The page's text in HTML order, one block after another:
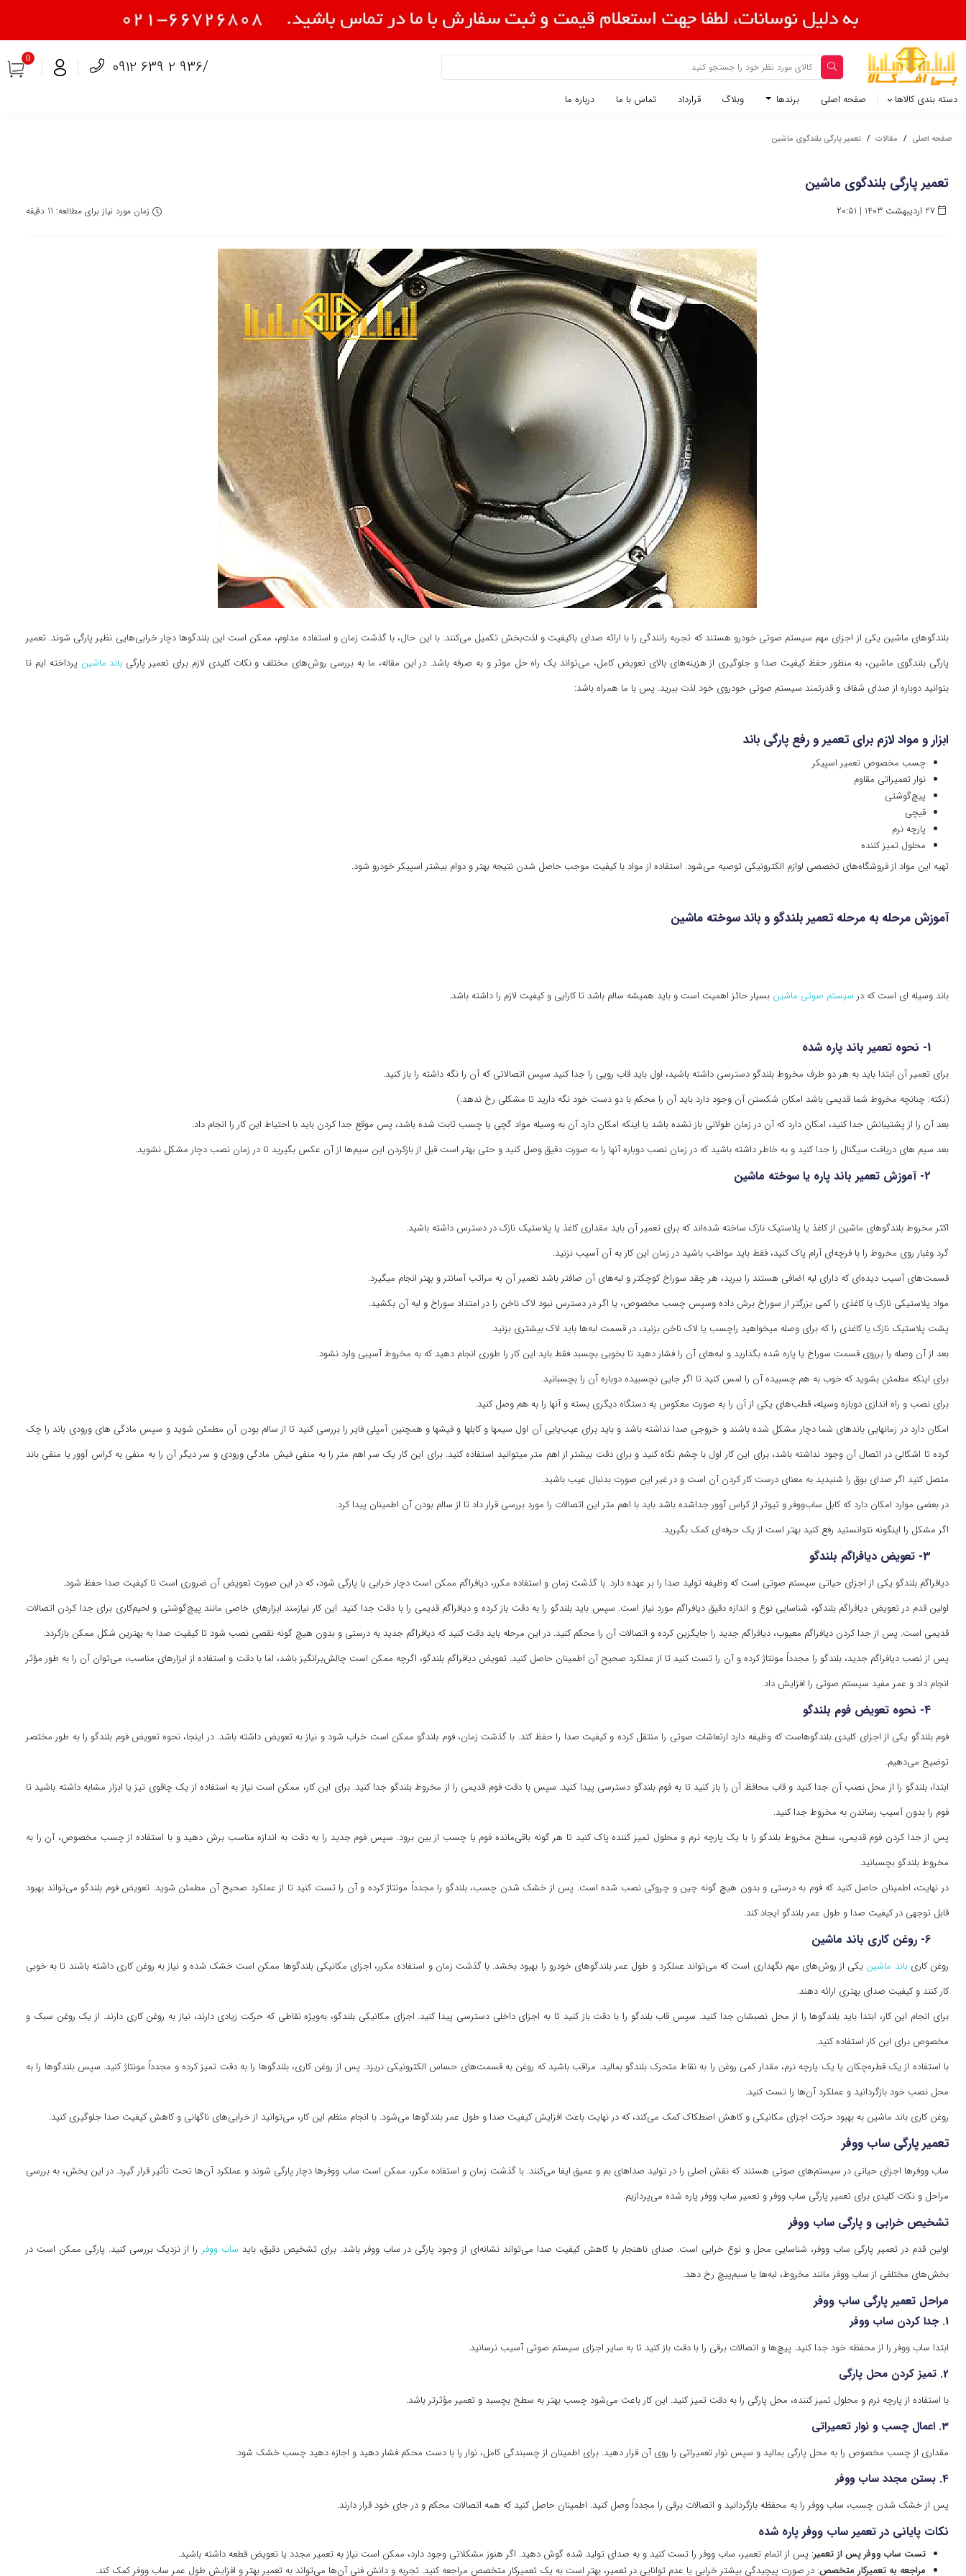
0912 639 2 936/
0
دسته بندی کالاها صفحه اصلی برندها وبلاگ قرارداد تماس با ما درباره ما
صفحه اصلی / مقالات / تعمیر پارگی بلندگوی ماشین
تعمیر پارگی بلندگوی ماشین
زمان مورد نیاز برای مطالعه: 11 دقیقه
بلندگوهای ماشین یکی از اجزای مهم سیستم صوتی خودرو هستند که تجربه رانندگی را با ارائه صدای باکیفیت و لذت‌بخش تکمیل می‌کنند. با این حال، با گذشت زمان و استفاده مداوم، ممکن است این بلندگوها دچار خرابی‌هایی نظیر پارگی شوند. تعمیر
پارگی بلندگوی ماشین، به منظور حفظ کیفیت صدا و جلوگیری از هزینه‌های بالای تعویض کامل، می‌تواند یک راه حل موثر و به صرفه باشد. در این مقاله، ما به بررسی روش‌های مختلف و نکات کلیدی لازم برای تعمیر پارگی باند ماشین پرداخته ایم تا
بتوانید دوباره از صدای شفاف و قدرتمند سیستم صوتی خودروی خود لذت ببرید. پس با ما همراه باشد:
ابزار و مواد لازم برای تعمیر و رفع پارگی باند
چسب مخصوص تعمیر اسپیکر
نوار تعمیراتی مقاوم
پیچ‌گوشتی
قیچی
پارچه نرم
محلول تمیز کننده
تهیه این مواد از فروشگاه‌های تخصصی لوازم الکترونیکی توصیه می‌شود. استفاده از مواد با کیفیت موجب حاصل شدن نتیجه بهتر و دوام بیشتر اسپیکر خودرو شود.
آموزش مرحله به مرحله تعمیر بلندگو و باند سوخته ماشین
باند وسیله ای است که در سیستم صوتی ماشین بسیار حائز اهمیت است و باید همیشه سالم باشد تا کارایی و کیفیت لازم را داشته باشد.
برای تعمیر آن ابتدا باید به هر دو طرف مخروط بلندگو دسترسی داشته باشید، اول باید قاب رویی را جدا کنید سپس اتصالاتی که آن را نگه داشته را باز کنید.
(نکته: چنانچه مخروط شما قدیمی باشد امکان شکستن آن وجود دارد باید آن را محکم با دو دست خود نگه دارید تا مشکلی رخ ندهد.)
بعد آن را از پشتیبانش جدا کنید، امکان دارد که آن در زمان طولانی باز نشده باشد یا اینکه امکان دارد آن به وسیله مواد گچی یا چسب ثابت شده باشد، پس موقع جدا کردن باید با احتیاط این کار را انجام داد.
بعد سیم های دریافت سیگنال را جدا کنید و به خاطر داشته باشید که در زمان نصب دوباره آنها را به صورت دقیق وصل کنید و حتی بهتر است قبل از بازکردن این سیم‌ها از آن عکس بگیرید تا در زمان نصب دچار مشکل نشوید.
اکثر مخروط بلندگوهای ماشین از کاغذ یا پلاستیک نازک ساخته شده‌اند که برای تعمیر آن باید مقداری کاغذ یا پلاستیک نازک در دسترس داشته باشید.
گرد وغبار روی مخروط را با فرچه‌ای آرام پاک کنید، فقط باید مواظب باشید در زمان این کار به آن آسیب نزنید.
قسمت‌های آسیب دیده‌ای که دارای لبه اضافی هستند را ببرید، هر چقد سوراخ کوچکتر و لبه‌های آن صافتر باشد تعمیر آن به مراتب آسانتر و بهتر انجام میگیرد.
مواد پلاستیکی نازک یا کاغذی را کمی بزرگتر از سوراخ برش داده وسپس چسب مخصوص، یا اگر در دسترس نبود لاک ناخن را در امتداد سوراخ و لبه آن بکشید.
پشت پلاستیک نازک یا کاغذی را که برای وصله میخواهید راچسب یا لاک ناخن بزنید، در قسمت لبه‌ها باید لاک بیشتری بزنید.
بعد از آن وصله را برروی قسمت سوراخ یا پاره شده بگذارید و لبه‌های آن را فشار دهید تا بخوبی بچسبد فقط باید این کار را طوری انجام دهید که به مخروط آسیبی وارد نشود.
برای اینکه مطمئن بشوید که خوب به هم چسبیده آن را لمس کنید تا اگر جایی نچسبیده دوباره آن را بچسبانید.
برای نصب و راه اندازی دوباره وسیله، قطب‌های یکی از آن را به صورت معکوس به دستگاه دیگری بسته و آنها را به هم وصل کنید.
امکان دارد در زمانهایی باندهای شما دچار مشکل شده باشند و خروجی صدا نداشته باشد و باید برای عیب‌یابی آن اول سیمها و کابلها و فیشها و همچنین آمپلی فایر را بررسی کنید تا از سالم بودن آن مطمئن شوید و سپس مادگی های ورودی باند را چک
کرده تا اشکالی در اتصال آن وجود نداشته باشد، برای این کار اول با چشم نگاه کنید و برای دقت بیشتر از اهم متر میتوانید استفاده کنید. برای این کار یک سر اهم متر را به منفی فیش مادگی ورودی و سر دیگر آن را به منفی به کراس آوور یا منفی باند
متصل کنید اگر صدای بوق را شنیدید به معنای درست کار کردن آن است و در غیر این صورت بدنبال عیب باشید.
در بعضی موارد امکان دارد که کابل ساب‌ووفر و تیوتر از کراس آوور جداشده باشد باید با اهم متر این اتصالات را مورد بررسی قرار داد تا از سالم بودن آن اطمینان پیدا کرد.
اگر مشکل را اینگونه نتوانستید رفع کنید بهتر است از یک حرفه‌ای کمک بگیرید.
دیافراگم بلندگو یکی از اجزای حیاتی سیستم صوتی است که وظیفه تولید صدا را بر عهده دارد. با گذشت زمان و استفاده مکرر، دیافراگم ممکن است دچار خرابی یا پارگی شود، که در این صورت تعویض آن ضروری است تا کیفیت صدا حفظ شود.
اولین قدم در تعویض دیافراگم بلندگو، شناسایی نوع و اندازه دقیق دیافراگم مورد نیاز است. سپس باید بلندگو را به دقت باز کرده و دیافراگم قدیمی را با دقت جدا کنید. این کار نیازمند ابزارهای خاصی مانند پیچ‌گوشتی و لحیم‌کاری برای جدا کردن اتصالات
قدیمی است. پس از جدا کردن دیافراگم معیوب، دیافراگم جدید را جایگزین کرده و اتصالات آن را محکم کنید. در این مرحله باید دقت کنید که دیافراگم جدید به درستی و بدون هیچ گونه نقصی نصب شود تا کیفیت صدا به بهترین شکل ممکن بازگردد.
پس از نصب دیافراگم جدید، بلندگو را مجدداً مونتاژ کرده و آن را تست کنید تا از عملکرد صحیح آن اطمینان حاصل کنید. تعویض دیافراگم بلندگو، اگرچه ممکن است چالش‌برانگیز باشد، اما با دقت و استفاده از ابزارهای مناسب، می‌توان آن را به طور مؤثر
انجام داد و عمر مفید سیستم صوتی را افزایش داد.
فوم بلندگو یکی از اجزای کلیدی بلندگوهاست که وظیفه دارد ارتعاشات صوتی را منتقل کرده و کیفیت صدا را حفظ کند. با گذشت زمان، فوم بلندگو ممکن است خراب شود و نیاز به تعویض داشته باشد. در اینجا، نحوه تعویض فوم بلندگو را به طور مختصر
توضیح می‌دهیم.
ابتدا، بلندگو را از محل نصب آن جدا کنید و قاب محافظ آن را باز کنید تا به فوم بلندگو دسترسی پیدا کنید. سپس با دقت فوم قدیمی را از مخروط بلندگو جدا کنید. برای این کار، ممکن است نیاز به استفاده از یک چاقوی تیز یا ابزار مشابه داشته باشید تا
فوم را بدون آسیب رساندن به مخروط جدا کنید.
پس از جدا کردن فوم قدیمی، سطح مخروط بلندگو را با یک پارچه نرم و محلول تمیز کننده پاک کنید تا هر گونه باقی‌مانده فوم یا چسب از بین برود. سپس فوم جدید را به دقت به اندازه مناسب برش دهید و با استفاده از چسب مخصوص، آن را به
مخروط بلندگو بچسبانید.
در نهایت، اطمینان حاصل کنید که فوم به درستی و بدون هیچ گونه چین و چروکی نصب شده است. پس از خشک شدن چسب، بلندگو را مجدداً مونتاژ کرده و آن را تست کنید تا از عملکرد صحیح آن مطمئن شوید. تعویض فوم بلندگو می‌تواند بهبود
قابل توجهی در کیفیت صدا و طول عمر بلندگو ایجاد کند.
روغن کاریباند ماشین یکی از روش‌های مهم نگهداری است که می‌تواند عملکرد و طول عمر بلندگوهای خودرو را بهبود بخشد. با گذشت زمان و استفاده مکرر، اجزای مکانیکی بلندگوها ممکن است خشک شده و نیاز به روغن کاری داشته باشند تا به خوبی
کار کنند و کیفیت صدای بهتری ارائه دهند.
برای انجام این کار، ابتدا باید بلندگوها را از محل نصبشان جدا کنید. سپس قاب بلندگو را با دقت باز کنید تا به اجزای داخلی دسترسی پیدا کنید. اجزای مکانیکی بلندگو، به‌ویژه نقاطی که حرکت زیادی دارند، نیاز به روغن کاری دارند. از یک روغن سبک و
مخصوص برای این کار استفاده کنید.
با استفاده از یک قطره‌چکان یا یک پارچه نرم، مقدار کمی روغن را به نقاط متحرک بلندگو بمالید. مراقب باشید که روغن به قسمت‌های حساس الکترونیکی نریزد. پس از روغن کاری، بلندگوها را به دقت تمیز کرده و مجدداً مونتاژ کنید. سپس بلندگوها را به
محل نصب خود بازگردانید و عملکرد آن‌ها را تست کنید.
روغن کاری باند ماشین به بهبود حرکت اجزای مکانیکی و کاهش اصطکاک کمک می‌کند، که در نهایت باعث افزایش کیفیت صدا و طول عمر بلندگوها می‌شود. با انجام منظم این کار، می‌توانید از خرابی‌های ناگهانی و کاهش کیفیت صدا جلوگیری کنید.
تعمیر پارگی ساب ووفر
ساب ووفرها اجزای حیاتی در سیستم‌های صوتی هستند که نقش اصلی را در تولید صداهای بم و عمیق ایفا می‌کنند. با گذشت زمان و استفاده مکرر، ممکن است ساب ووفرها دچار پارگی شوند و عملکرد آن‌ها تحت تأثیر قرار گیرد. در این یخش، به بررسی
مراحل و نکات کلیدی برای تعمیر پارگی ساب ووفر و تعمیر ساب ووفر پاره شده می‌پردازیم.
تشخیص خرابی و پارگی ساب ووفر
اولین قدم در تعمیر پارگی ساب ووفر، شناسایی محل و نوع خرابی است. صدای ناهنجار یا کاهش کیفیت صدا می‌تواند نشانه‌ای از وجود پارگی در ساب ووفر باشد. برای تشخیص دقیق، باید ساب ووفر را از نزدیک بررسی کنید. پارگی ممکن است در
بخش‌های مختلفی از ساب ووفر مانند مخروط، لبه‌ها یا سیم‌پیچ رخ دهد.
مراحل تعمیر پارگی ساب ووفر
1. جدا کردن ساب ووفر
ابتدا ساب ووفر را از محفظه خود جدا کنید. پیچ‌ها و اتصالات برقی را با دقت باز کنید تا به سایر اجزای سیستم صوتی آسیب نرسانید.
2. تمیز کردن محل پارگی
با استفاده از پارچه نرم و محلول تمیز کننده، محل پارگی را به دقت تمیز کنید. این کار باعث می‌شود چسب بهتر به سطح بچسبد و تعمیر مؤثرتر باشد.
3. اعمال چسب و نوار تعمیراتی
مقداری از چسب مخصوص را به محل پارگی بمالید و سپس نوار تعمیراتی را روی آن قرار دهید. برای اطمینان از چسبندگی کامل، نوار را با دست محکم فشار دهید و اجازه دهید چسب خشک شود.
4. بستن مجدد ساب ووفر
پس از خشک شدن چسب، ساب ووفر را به محفظه بازگردانید و اتصالات برقی را مجدداً وصل کنید. اطمینان حاصل کنید که همه اتصالات محکم و در جای خود قرار دارند.
نکات پایانی در تعمیر ساب ووفر پاره شده
تست ساب ووفر پس از تعمیر: پس از اتمام تعمیر، ساب ووفر را تست کنید و به صدای تولید شده گوش دهید. اگر هنوز مشکلاتی وجود دارد، ممکن است نیاز به تعمیر مجدد یا تعویض قطعه داشته باشید.
مراجعه به تعمیرکار متخصص: در صورت پیچیدگی بیشتر خرابی یا عدم توانایی در تعمیر، بهتر است به یک تعمیرکار متخصص مراجعه کنید. تجربه و دانش فنی آن‌ها می‌تواند به تعمیر بهتر و افزایش طول عمر ساب ووفر کمک کند.